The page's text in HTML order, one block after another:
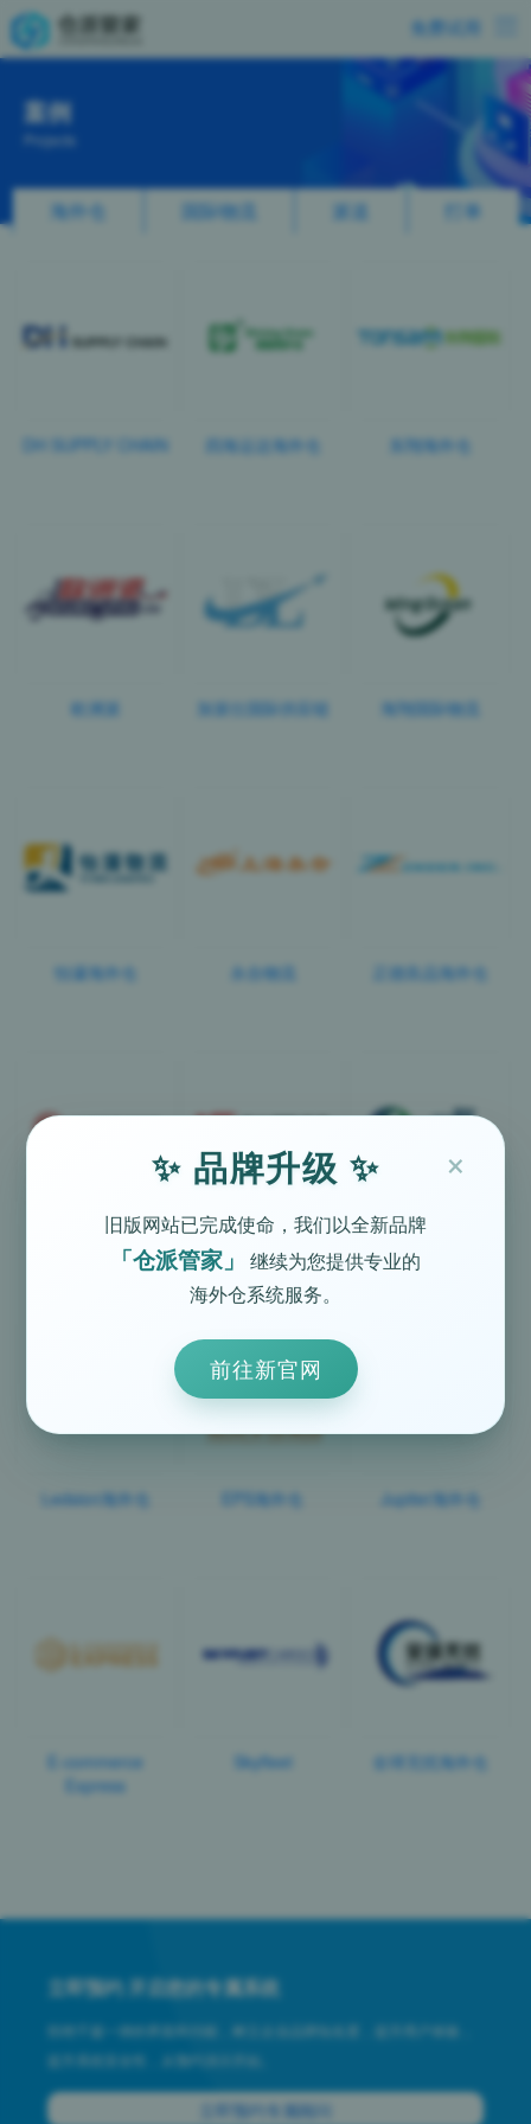
免费试用
案例
Projects
海外仓 国际物流 派送 打单
DH SUPPLY CHAIN 四海运达海外仓 东翔海外仓
欧洲派 加派仕国际供应链 海翔国际物流
怡濠海外仓 永合物流 正德良品海外仓
风驰海外仓 Fastgo海外仓 一联海外仓
Ledsion海外仓 EPS海外仓 Jupiter海外仓
E-commerce
Express
Skyfleet 全球无忧海外仓
立即预约 开启您的专属系统
拒绝千篇一律的界面和功能，树立企业品牌知名度，提升用户体验，
提升系统安全性，从预约演示开始。
立即预约专属顾问
×
✨ 品牌升级 ✨
旧版网站已完成使命，我们以全新品牌
「仓派管家」
继续为您提供专业的
海外仓系统服务。
前往新官网